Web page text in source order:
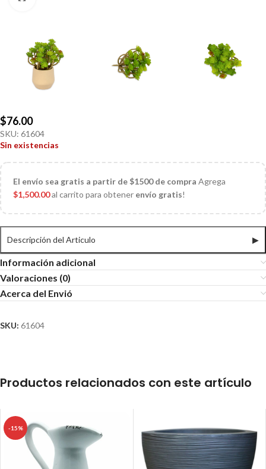
$76.00
SKU: 61604
Sin existencias
El envío sea gratis a partir de $1500 de compra Agrega
$1,500.00al carrito para obtener envío gratis!
Descripción del Articulo ▶
Información adicional
Valoraciones (0)
Acerca del Envió
SKU: 61604
Productos relacionados con este artículo
-15%